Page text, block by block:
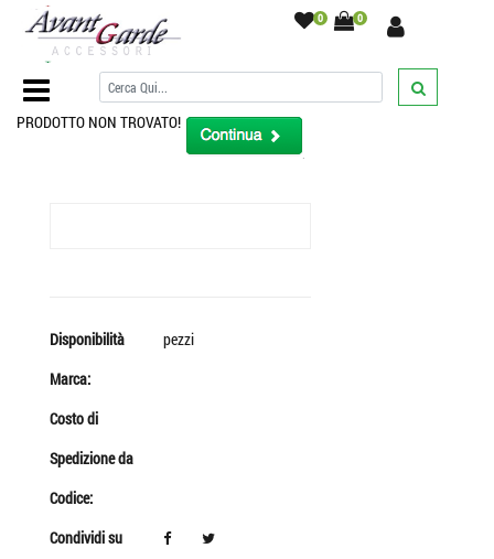
0 0
Home Page/
PRODOTTO NON TROVATO!
Disponibilità
pezzi
Marca:
Costo di
Spedizione da
Codice:
Condividi su